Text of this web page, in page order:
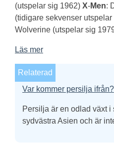
(utspelar sig 1962) X-Men:
(tidigare sekvenser
Wolverine (utspelar sig
Läs mer
Relaterad
Var kommer persilja ifrån?
Persilja är en odlad växt
sydvästra Asien och är